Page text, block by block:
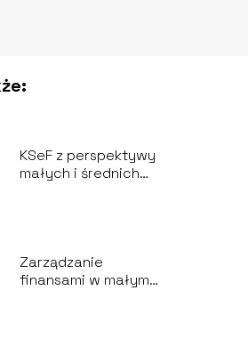
KSeF z perspektywy
małych i średnich
Zarządzanie
finansami w małym